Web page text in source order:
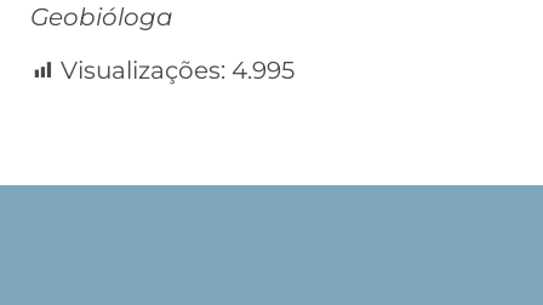
Geobióloga
Visualizações: 4.995